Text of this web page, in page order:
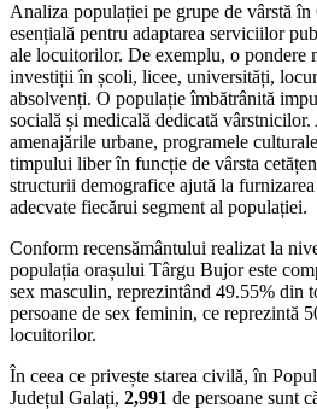
Analiza populației pe grupe de vârstă
esențială pentru adaptarea serviciilor
ale locuitorilor. De exemplu, o pondere
investiții în școli, licee, universități,
absolvenți. O populație îmbătrânită
socială și medicală dedicată
amenajările urbane, programele
timpului liber în funcție de vârsta
structurii demografice ajută la
adecvate fiecărui segment al populației.
Conform recensământului realizat la
populația orașului Târgu Bujor este
sex masculin, reprezintând 49.55% din
persoane de sex feminin, ce reprezintă
locuitorilor.
În ceea ce privește starea civilă, în
Județul Galați, 2,991 de persoane sunt